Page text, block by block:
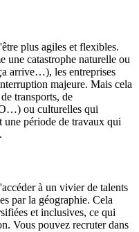
plus agiles et flexibles.
une catastrophe naturelle ou
arrive…), les entreprises
majeure. Mais cela
transports, de
ou culturelles qui
une période de travaux qui
à un vivier de talents
par la géographie. Cela
et inclusives, ce qui
Vous pouvez recruter dans